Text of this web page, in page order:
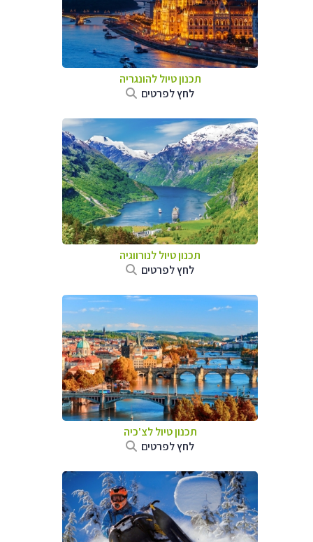
תכנון טיול להונגריה
לחץ לפרטים
תכנון טיול לנורווגיה
לחץ לפרטים
תכנון טיול לצ'כיה
לחץ לפרטים